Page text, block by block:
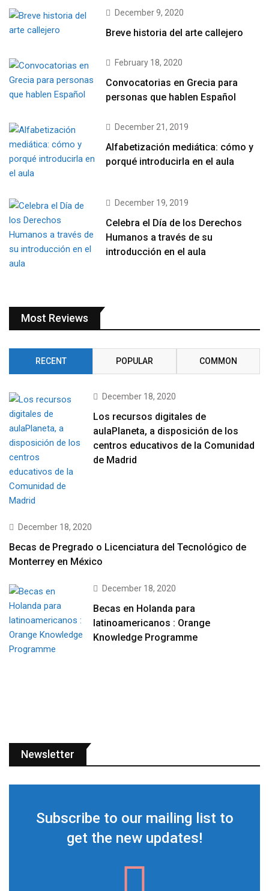
December 9, 2020
Breve historia del arte callejero
February 18, 2020
Convocatorias en Grecia para
personas que hablen Español
December 21, 2019
Alfabetización mediática: cómo y
porqué introducirla en el aula
December 19, 2019
Celebra el Día de los Derechos
Humanos a través de su
introducción en el aula
Most Reviews
RECENT POPULAR COMMON
December 18, 2020
Los recursos digitales de
aulaPlaneta, a disposición de los
centros educativos de la Comunidad
de Madrid
December 18, 2020
Becas de Pregrado o Licenciatura del Tecnológico de
Monterrey en México
December 18, 2020
Becas en Holanda para
latinoamericanos : Orange
Knowledge Programme
Newsletter
Subscribe to our mailing list to
get the new updates!